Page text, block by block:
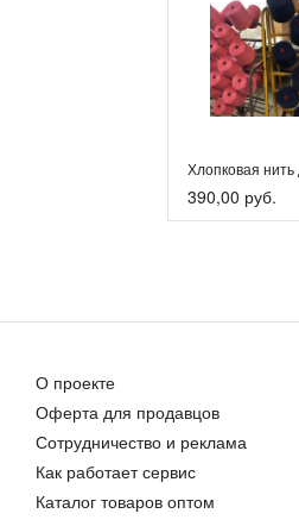
390,00 руб.
О проекте
Оферта для продавцов
Сотрудничество и реклама
Как работает сервис
Каталог товаров оптом